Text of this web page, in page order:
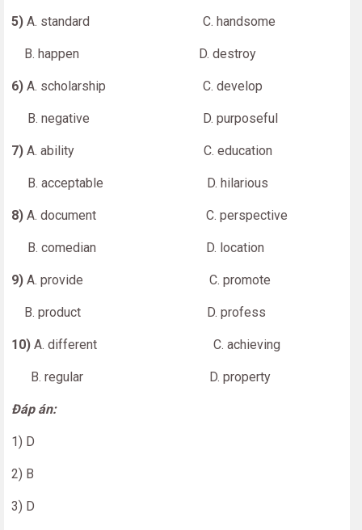
5) A. standard C. handsome
B. happen D. destroy
6) A. scholarship C. develop
B. negative D. purposeful
7) A. ability C. education
B. acceptable D. hilarious
8) A. document C. perspective
B. comedian D. location
9) A. provide C. promote
B. product D. profess
10) A. different C. achieving
B. regular D. property
Đáp án:
1) D
2) B
3) D